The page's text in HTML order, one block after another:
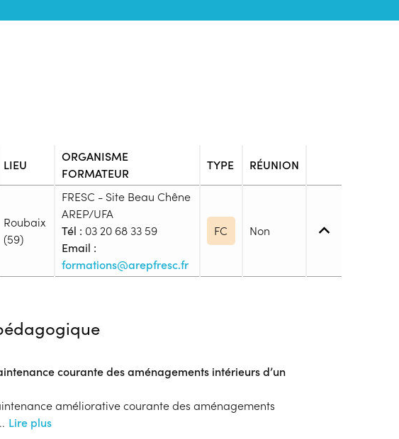
LIEU
ORGANISME
FORMATEUR
TYPE RÉUNION
Roubaix
(59)
FRESC - Site Beau Chêne
AREP/UFA
Tél : 03 20 68 33 59
Email :
formations@arepfresc.fr
FC Non
en français
Tout public
d'information
courante des aménagements intérieurs d’un
améliorative courante des aménagements
Lire plus